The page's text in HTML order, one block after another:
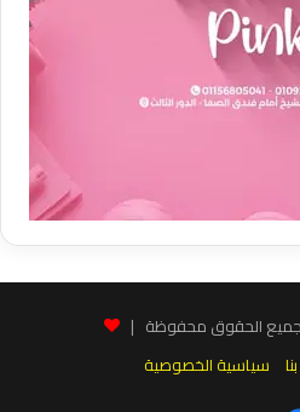
سياسية الخصوصية